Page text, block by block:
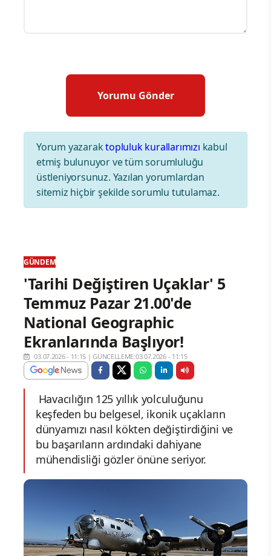
Yorum yazaraktopluluk kurallarımızı kabul
etmiş bulunuyor ve tüm sorumluluğu
üstleniyorsunuz. Yazılan yorumlardan
sitemiz hiçbir şekilde sorumlu tutulamaz.
GÜNDEM
'Tarihi Değiştiren Uçaklar' 5
Temmuz Pazar 21.00'de
National Geographic
Ekranlarında Başlıyor!
03.07.2026 - 11:15 |GÜNCELLEME:03.07.2026 - 11:15
Havacılığın 125 yıllık yolculuğunu
keşfeden bu belgesel, ikonik uçakların
dünyamızı nasıl kökten değiştirdiğini ve
bu başarıların ardındaki dahiyane
mühendisliği gözler önüne seriyor.